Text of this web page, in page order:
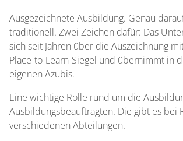
Ausgezeichnete Ausbildung. Genau darauf
traditionell. Zwei Zeichen dafür: Das
sich seit Jahren über die Auszeichnung
Place-to-Learn-Siegel und übernimmt in
eigenen Azubis.
Eine wichtige Rolle rund um die
Ausbildungsbeauftragten. Die gibt es bei
verschiedenen Abteilungen.